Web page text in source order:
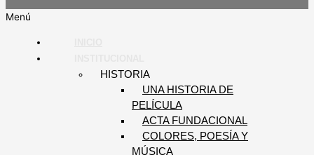
Menú
HISTORIA
UNA HISTORIA DE
PELÍCULA
ACTA FUNDACIONAL
COLORES, POESÍA Y
MÚSICA